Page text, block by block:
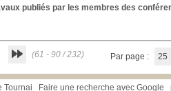
publiés par les membres des
(61 - 90 / 232) Par page : 25
Tournai Faire une recherche avec Google